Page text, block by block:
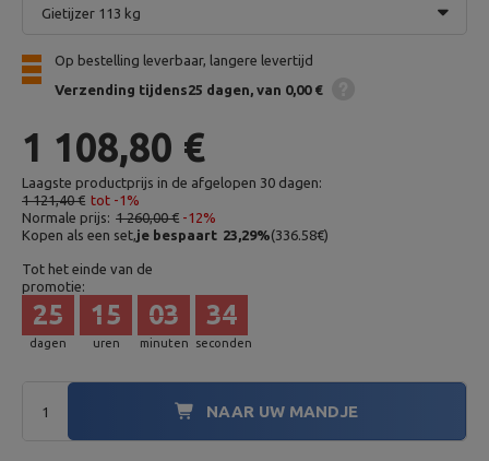
Gietijzer 113 kg
Op bestelling leverbaar, langere levertijd
Verzending tijdens25 dagen van 0,00 €
1 108,80 €
Laagste productprijs in de afgelopen 30 dagen:
1 121,40 € tot -1%
Normale prijs: 1 260,00 € -12%
Kopen als een set,je bespaart 23,29%(336.58€)
Tot het einde van de
promotie:
dagen
25
uren
15
minuten
03
seconden
33
NAAR UW MANDJE